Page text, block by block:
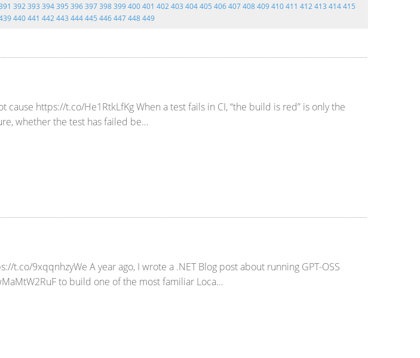
392393 394395 396397398399400401 402403 404405 406407408409410411 412413 414415
440441 442443 444445 446447448449
https://t.co/He1RtkLfKg When a test fails in CI, “the build is red” is only the
whether the test has failed be…
t.co/9xqqnhzyWe A year ago, I wrote a .NET Blog post about running GPT-OSS
to build one of the most familiar Loca…